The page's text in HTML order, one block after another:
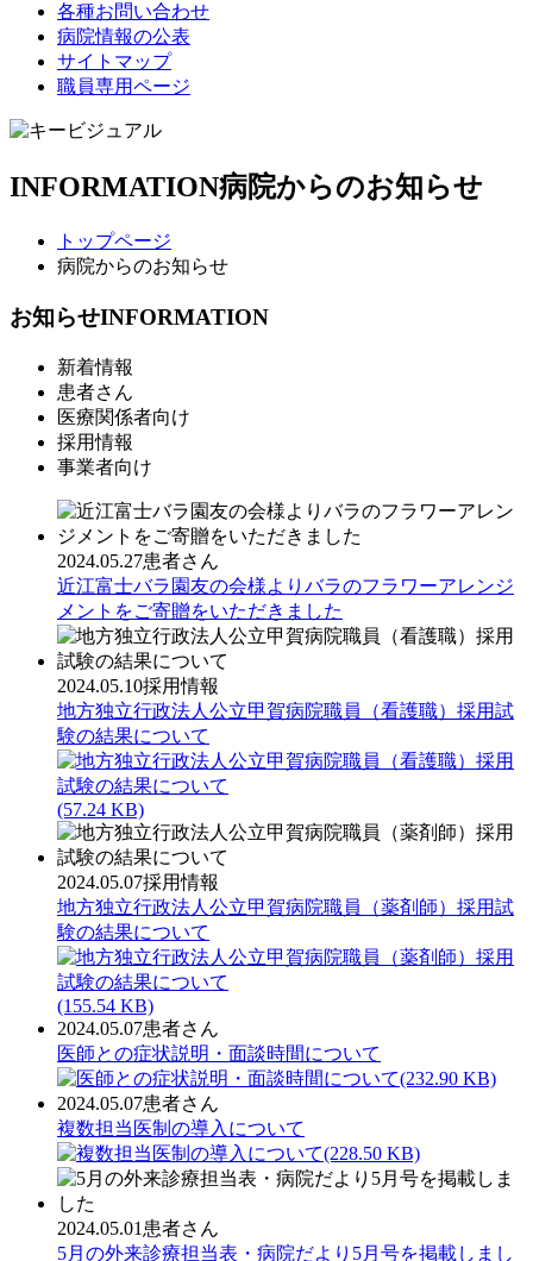
各種お問い合わせ
病院情報の公表
サイトマップ
職員専用ページ
INFORMATION病院からのお知らせ
トップページ
病院からのお知らせ
お知らせINFORMATION
新着情報
患者さん
医療関係者向け
採用情報
事業者向け
2024.05.27患者さん
近江富士バラ園友の会様よりバラのフラワーアレンジ
メントをご寄贈をいただきました
2024.05.10採用情報
地方独立行政法人公立甲賀病院職員（看護職）採用試
験の結果について
(57.24 KB)
2024.05.07採用情報
地方独立行政法人公立甲賀病院職員（薬剤師）採用試
験の結果について
(155.54 KB)
2024.05.07患者さん
医師との症状説明・面談時間について
(232.90 KB)
2024.05.07患者さん
複数担当医制の導入について
(228.50 KB)
2024.05.01 患者さん
5月の外来診療担当表・病院だより5月号を掲載しまし